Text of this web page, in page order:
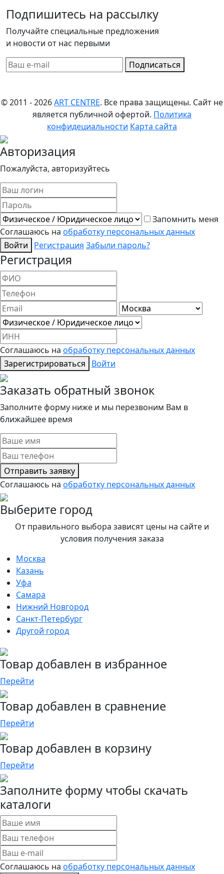
Подпишитесь на рассылку
Получайте специальные предложения
и новости от нас первыми
Подписаться
© 2011 - 2026ART CENTRE. Все права защищены. Сайт не
является публичной офертой. Политика
конфидециальности Карта сайта
Авторизация
Пожалуйста, авторизуйтесь
Запомнить меня
Соглашаюсь на обработку персональных данных
Войти
Регистрация Забыли пароль?
Регистрация
Соглашаюсь на обработку персональных данных
Зарегистрироваться
Войти
Заказать обратный звонок
Заполните форму ниже и мы перезвоним Вам в
ближайшее время
Отправить заявку
Соглашаюсь на обработку персональных данных
Выберите город
От правильного выбора зависят цены на сайте и
условия получения заказа
Москва
Казань
Уфа
Самара
Нижний Новгород
Санкт-Петербург
Другой город
Товар добавлен в избранное
Перейти
Товар добавлен в сравнение
Перейти
Товар добавлен в корзину
Перейти
Заполните форму чтобы скачать
каталоги
Соглашаюсь на обработку персональных данных